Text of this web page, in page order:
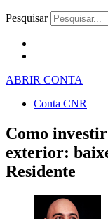
Pesquisar
ABRIR CONTA
Conta CNR
Como
exterior:
Residente